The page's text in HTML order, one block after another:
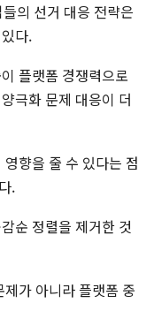
의 선거 대응 전략은
다.
플랫폼 경쟁력으로
극화 문제 대응이 더
향을 줄 수 있다는 점
.
순 정렬을 제거한 것
가 아니라 플랫폼 중